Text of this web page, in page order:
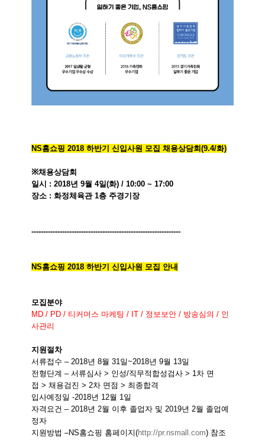
NS홈쇼핑 2018 하반기 신입사원 모집 채용상담회(9.4/화)
※채용상담회
일시 : 2018년 9월 4일(화) / 10:00 ~ 17:00
장소 : 화정체육관 1층 주경기장
---------------------------------------------------------------
NS홈쇼핑 2018 하반기 신입사원 모집 안내
모집분야
MD / PD / 티커머스 마케팅 / IT / 정보보안 / 방송심의 / 인
사관리
지원절차
서류접수 – 2018년 8월 31 일~2018년 9월 13일
전형단계 – 서류심사 > 인성/직무적합성검사 > 1 차 면
접 > 채용검진 > 2차 면점 > 최종합격
입사예정일 -2018년 12월 1 일
자격요건 – 2018년 2월 이후 졸업자 및 2019년 2월 졸업예
정자
지원방법 –NS홈쇼핑 홈페이지(http://pr.nsmall.com) 참조